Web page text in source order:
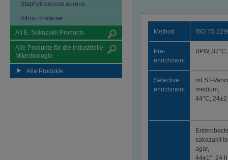
Staphylococcus aureus
Vibrio cholerae
All E. Sakazakii Products
Alle Produkte für die industrielle
Mikrobiologie
Alle Produkte
Method ISO TS
Pre-
enrichment
BPW,
Selective
enrichment
mLST-
medium,
44°C,
sakazakii
agar,
44±1°, 24 h